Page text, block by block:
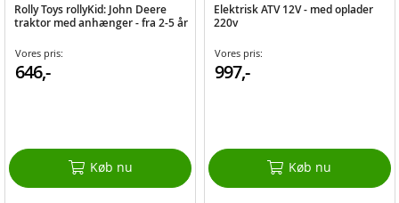
Rolly Toys rollyKid: John Deere
traktor med anhænger - fra 2-5 år
Vores pris:
646,-
Køb nu
Elektrisk ATV 12V - med oplader
220v
Vores pris:
997,-
Køb nu